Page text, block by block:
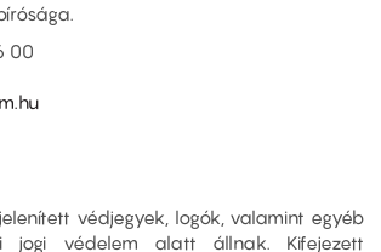
00
védjegyek, logók, valamint egyéb
jogi védelem alatt állnak. Kifejezett